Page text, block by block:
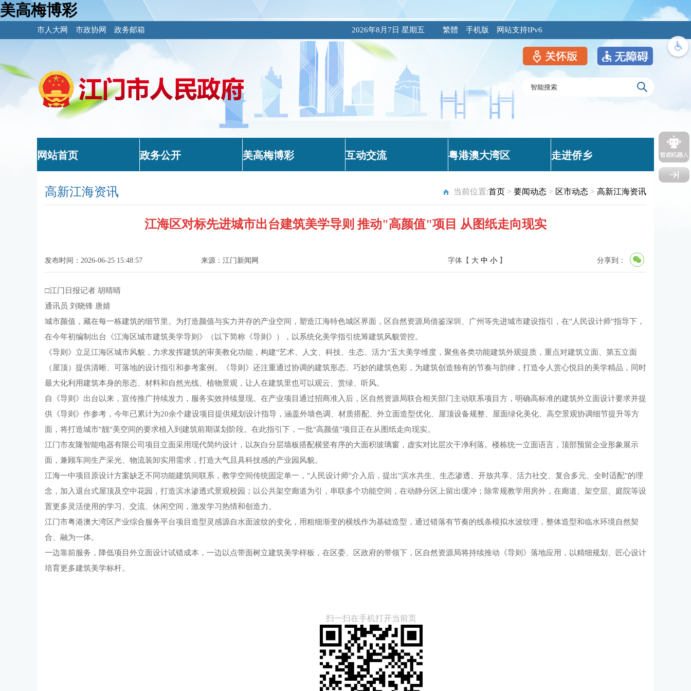
美高梅博彩
市人大网 市政协网 政务邮箱 2026年8月7日 星期五 繁體 手机版 网站支持IPv6
网站首页 政务公开 美高梅博彩 互动交流 粤港澳大湾区 走进侨乡
高新江海资讯 当前位置:首页 > 要闻动态 > 区市动态 > 高新江海资讯
江海区对标先进城市出台建筑美学导则 推动"高颜值"项目 从图纸走向现实
发布时间：2026-06-25 15:48:57 来源：江门新闻网 字体【 大 中 小】 分享到：
□江门日报记者 胡晴晴
通讯员 刘晓锋 唐婧
城市颜值，藏在每一栋建筑的细节里。为打造颜值与实力并存的产业空间，塑造江海特色城区界面，区自然资源局借鉴深圳、广州等先进城市建设指引，在"人民设计师"指导下，
在今年初编制出台《江海区城市建筑美学导则》（以下简称《导则》），以系统化美学指引统筹建筑风貌管控。
《导则》立足江海区城市风貌，力求发挥建筑的审美教化功能，构建"艺术、人文、科技、生态、活力"五大美学维度，聚焦各类功能建筑外观提质，重点对建筑立面、第五立面
（屋顶）提供清晰、可落地的设计指引和参考案例。《导则》还注重通过协调的建筑形态、巧妙的建筑色彩，为建筑创造独有的节奏与韵律，打造令人赏心悦目的美学精品，同时
最大化利用建筑本身的形态、材料和自然光线、植物景观，让人在建筑里也可以观云、赏绿、听风。
自《导则》出台以来，宣传推广持续发力，服务实效持续显现。在产业项目通过招商准入后，区自然资源局联合相关部门主动联系项目方，明确高标准的建筑外立面设计要求并提
供《导则》作参考，今年已累计为20余个建设项目提供规划设计指导，涵盖外墙色调、材质搭配、外立面造型优化、屋顶设备规整、屋面绿化美化、高空景观协调细节提升等方
面，将打造城市"靓"美空间的要求植入到建筑前期谋划阶段。在此指引下，一批"高颜值"项目正在从图纸走向现实。
江门市友隆智能电器有限公司项目立面采用现代简约设计，以灰白分层墙板搭配横竖有序的大面积玻璃窗，虚实对比层次干净利落。楼栋统一立面语言，顶部预留企业形象展示
面，兼顾车间生产采光、物流装卸实用需求，打造大气且具科技感的产业园风貌。
江海一中项目原设计方案缺乏不同功能建筑间联系，教学空间传统固定单一，"人民设计师"介入后，提出"滨水共生、生态渗透、开放共享、活力社交、复合多元、全时适配"的理
念，加入退台式屋顶及空中花园，打造滨水渗透式景观校园；以公共架空廊道为引，串联多个功能空间，在动静分区上留出缓冲；除常规教学用房外，在廊道、架空层、庭院等设
置更多灵活使用的学习、交流、休闲空间，激发学习热情和创造力。
江门市粤港澳大湾区产业综合服务平台项目造型灵感源自水面波纹的变化，用粗细渐变的横线作为基础造型，通过错落有节奏的线条模拟水波纹理，整体造型和临水环境自然契
合、融为一体。
一边靠前服务，降低项目外立面设计试错成本，一边以点带面树立建筑美学样板，在区委、区政府的带领下，区自然资源局将持续推动《导则》落地应用，以精细规划、匠心设计
培育更多建筑美学标杆。
扫一扫在手机打开当前页